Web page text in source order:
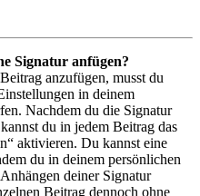
Signatur anfügen?
anzufügen, musst du
in deinem
Nachdem du die Signatur
du in jedem Beitrag das
aktivieren. Du kannst eine
du in deinem persönlichen
deiner Signatur
Beitrag dennoch ohne